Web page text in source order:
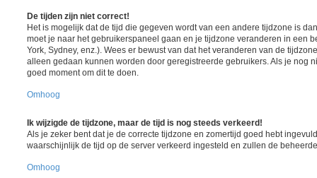
De tijden zijn niet correct!
Het is mogelijk dat de tijd die gegeven wordt van een andere tijdzone is
moet je naar het gebruikerspaneel gaan en je tijdzone veranderen in een
York, Sydney, enz.). Wees er bewust van dat het veranderen van de
alleen gedaan kunnen worden door geregistreerde gebruikers. Als je nog
goed moment om dit te doen.
Omhoog
Ik wijzigde de tijdzone, maar de tijd is nog steeds verkeerd!
Als je zeker bent dat je de correcte tijdzone en zomertijd goed hebt
waarschijnlijk de tijd op de server verkeerd ingesteld en zullen de
Omhoog